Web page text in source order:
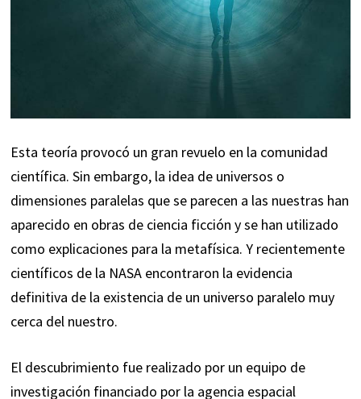
Esta teoría provocó un gran revuelo en la comunidad
científica. Sin embargo, la idea de universos o
dimensiones paralelas que se parecen a las nuestras han
aparecido en obras de ciencia ficción y se han utilizado
como explicaciones para la metafísica. Y recientemente
científicos de la NASA encontraron la evidencia
definitiva de la existencia de un universo paralelo muy
cerca del nuestro.
El descubrimiento fue realizado por un equipo de
investigación financiado por la agencia espacial